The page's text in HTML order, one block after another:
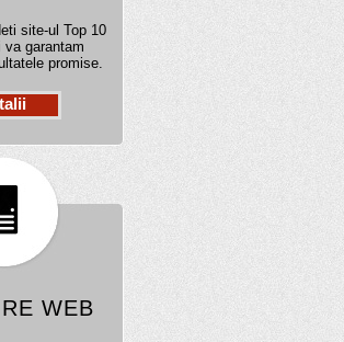
site-ul Top 10
va garantam
promise.
WEB